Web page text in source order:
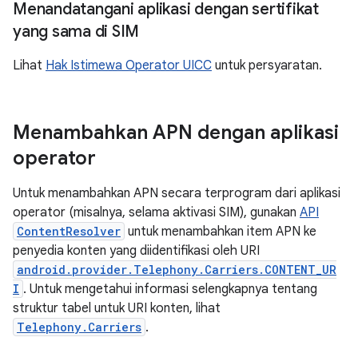
Menandatangani aplikasi dengan sertifikat
yang sama di SIM
Lihat Hak Istimewa Operator UICC untuk persyaratan.
Menambahkan APN dengan aplikasi
operator
Untuk menambahkan APN secara terprogram dari aplikasi
operator (misalnya, selama aktivasi SIM), gunakan API
ContentResolver untuk menambahkan item APN ke
penyedia konten yang diidentifikasi oleh URI
android.provider.Telephony.Carriers.CONTENT_UR
I . Untuk mengetahui informasi selengkapnya tentang
struktur tabel untuk URI konten, lihat
Telephony.Carriers .